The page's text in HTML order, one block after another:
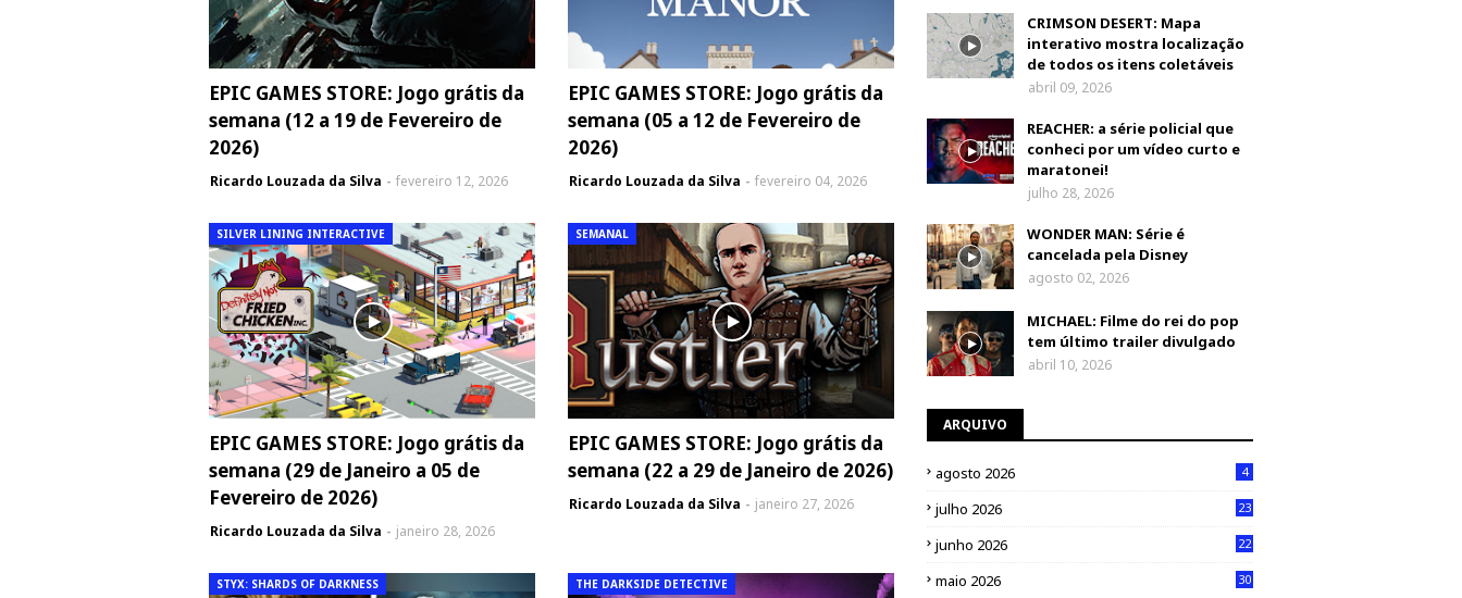
EPIC GAMES STORE: Jogo grátis da
semana (12 a 19 de Fevereiro de
2026)
Ricardo Louzada da Silva fevereiro 12, 2026
EPIC GAMES STORE: Jogo grátis da
semana (05 a 12 de Fevereiro de
2026)
Ricardo Louzada da Silva fevereiro 04, 2026
SILVER LINING INTERACTIVE
EPIC GAMES STORE: Jogo grátis da
semana (29 de Janeiro a 05 de
Fevereiro de 2026)
Ricardo Louzada da Silva janeiro 28, 2026
SEMANAL
EPIC GAMES STORE: Jogo grátis da
semana (22 a 29 de Janeiro de 2026)
Ricardo Louzada da Silva janeiro 27, 2026
STYX: SHARDS OF DARKNESS THE DARKSIDE DETECTIVE
CRIMSON DESERT: Mapa
interativo mostra localização
de todos os itens coletáveis
abril 09, 2026
REACHER: a série policial que
conheci por um vídeo curto e
maratonei!
julho 28, 2026
WONDER MAN: Série é
cancelada pela Disney
agosto 02, 2026
MICHAEL: Filme do rei do pop
tem último trailer divulgado
abril 10, 2026
ARQUIVO
agosto 2026 4
julho 2026 23
junho 2026 22
maio 2026 30